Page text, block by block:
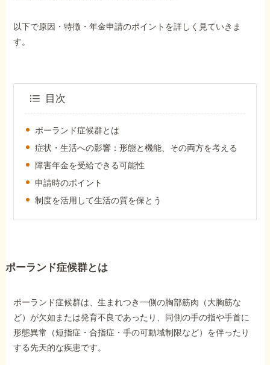
障害年金コラム
お知らせ
以下で原因・特徴・年金申請のポイントを詳しく見ていきま
す。
目次
ポーランド症候群とは
症状・生活への影響：形態と機能、その両方を考える
障害年金を受給できる可能性
申請時のポイント
制度を活用して生活の質を保とう
ポーランド症候群とは
ポーランド症候群は、生まれつき一側の胸部筋肉（大胸筋な
ど）が欠如または発育不良であったり、同側の手の指や手首に
形態異常（短指症・合指症・手の可動域制限など）を伴ったり
する先天的な疾患です。